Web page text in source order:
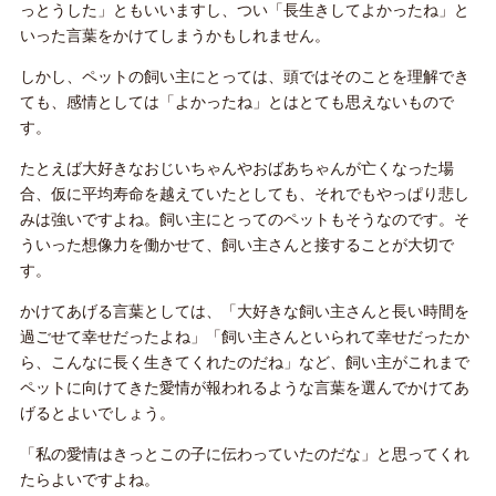
っとうした」ともいいますし、つい「長生きしてよかったね」と
いった言葉をかけてしまうかもしれません。
しかし、ペットの飼い主にとっては、頭ではそのことを理解でき
ても、感情としては「よかったね」とはとても思えないもので
す。
たとえば大好きなおじいちゃんやおばあちゃんが亡くなった場
合、仮に平均寿命を越えていたとしても、それでもやっぱり悲し
みは強いですよね。飼い主にとってのペットもそうなのです。そ
ういった想像力を働かせて、飼い主さんと接することが大切で
す。
かけてあげる言葉としては、「大好きな飼い主さんと長い時間を
過ごせて幸せだったよね」「飼い主さんといられて幸せだったか
ら、こんなに長く生きてくれたのだね」など、飼い主がこれまで
ペットに向けてきた愛情が報われるような言葉を選んでかけてあ
げるとよいでしょう。
「私の愛情はきっとこの子に伝わっていたのだな」と思ってくれ
たらよいですよね。